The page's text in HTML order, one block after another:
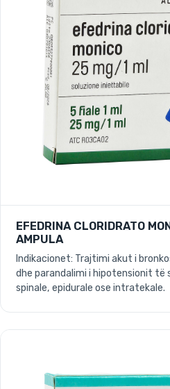
EFEDRINA CLORIDRATO
AMPULA
Indikacionet: Trajtimi akut i
dhe parandalimi i hipotensionit të
spinale, epidurale ose intratekale.